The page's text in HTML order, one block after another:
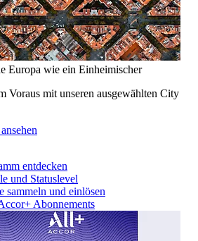
Europa wie ein Einheimischer
Voraus mit unseren ausgewählten City
entdecken
und Statuslevel
sammeln und einlösen
Abonnements